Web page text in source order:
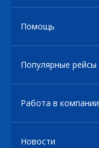
Помощь
Популярные рейсы
Работа в компании
Новости